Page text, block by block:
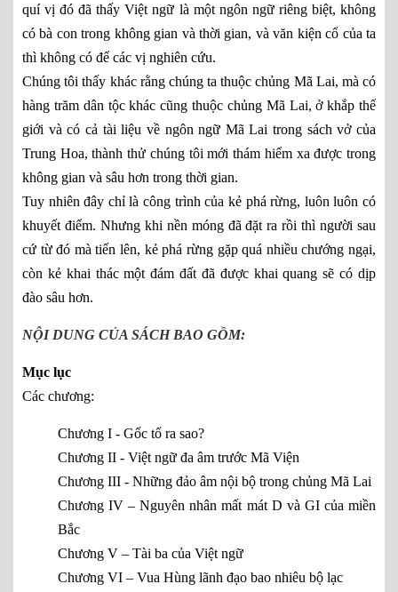
quí vị đó đã thấy Việt ngữ là một ngôn ngữ riêng biệt, không
có bà con trong không gian và thời gian, và văn kiện cổ của ta
thì không có để các vị nghiên cứu.
Chúng tôi thấy khác rằng chúng ta thuộc chủng Mã Lai, mà có
hàng trăm dân tộc khác cũng thuộc chủng Mã Lai, ở khắp thế
giới và có cả tài liệu về ngôn ngữ Mã Lai trong sách vở của
Trung Hoa, thành thử chúng tôi mới thám hiểm xa được trong
không gian và sâu hơn trong thời gian.
Tuy nhiên đây chỉ là công trình của kẻ phá rừng, luôn luôn có
khuyết điểm. Nhưng khi nền móng đã đặt ra rồi thì người sau
cứ từ đó mà tiến lên, kẻ phá rừng gặp quá nhiều chướng ngại,
còn kẻ khai thác một đám đất đã được khai quang sẽ có dịp
đào sâu hơn.
NỘI DUNG CỦA SÁCH BAO GỒM:
Mục lục
Các chương:
Chương I - Gốc tổ ra sao?
Chương II - Việt ngữ đa âm trước Mã Viện
Chương III - Những đảo âm nội bộ trong chủng Mã Lai
Chương IV – Nguyên nhân mất mát D và GI của miền
Bắc
Chương V – Tài ba của Việt ngữ
Chương VI – Vua Hùng lãnh đạo bao nhiêu bộ lạc